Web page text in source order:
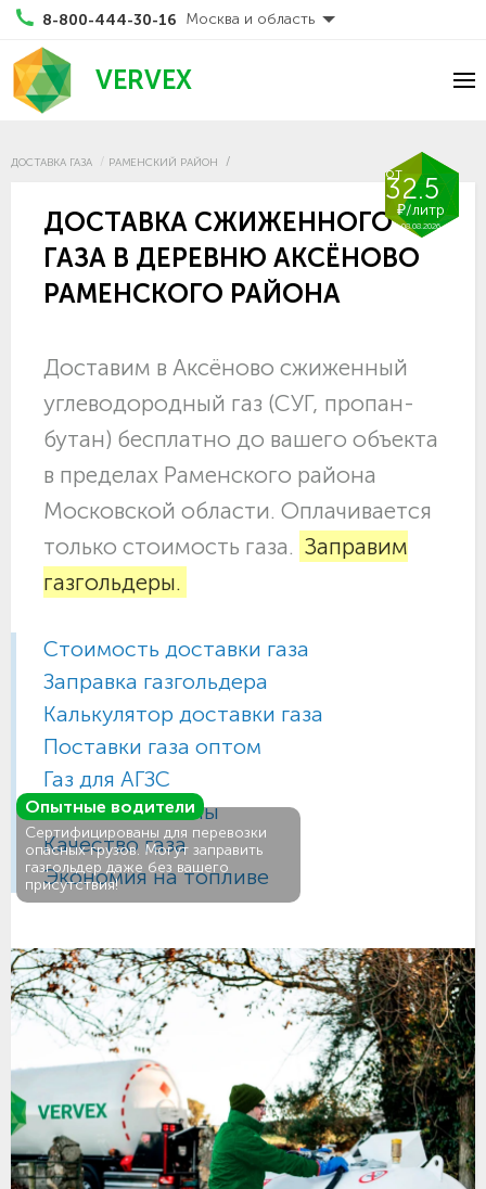
8-800-444-30-16 Москва и область
VERVEX
ДОСТАВКА ГАЗА РАМЕНСКИЙ РАЙОН
от
32.5
₽/литр
08.08.2026
ДОСТАВКА СЖИЖЕННОГО
ГАЗА В ДЕРЕВНЮ АКСЁНОВО
РАМЕНСКОГО РАЙОНА
Доставим в Аксёново сжиженный
углеводородный газ (СУГ, пропан-
бутан) бесплатно до вашего объекта
в пределах Раменского района
Московской области. Оплачивается
только стоимость газа. Заправим
газгольдеры.
Стоимость доставки газа
Заправка газгольдера
Калькулятор доставки газа
Поставки газа оптом
Газ для АГЗС
Газовые баллоны
Качество газа
Экономия на топливе
Опытные водители
Сертифицированы для перевозки
опасных грузов. Могут заправить
газгольдер даже без вашего
присутствия!